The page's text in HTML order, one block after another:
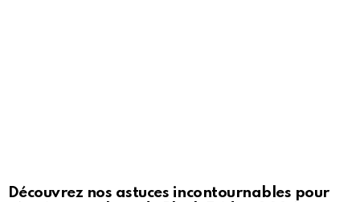
Découvrez nos astuces incontournables pour